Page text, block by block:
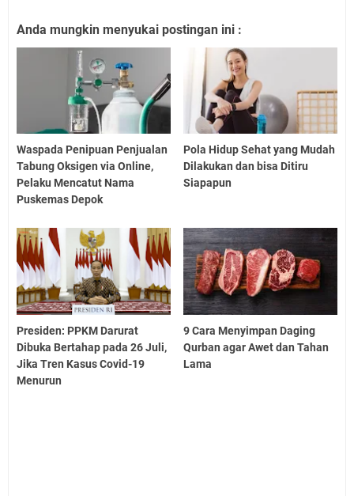
Anda mungkin menyukai postingan ini :
Waspada Penipuan Penjualan
Tabung Oksigen via Online,
Pelaku Mencatut Nama
Puskemas Depok
Pola Hidup Sehat yang Mudah
Dilakukan dan bisa Ditiru
Siapapun
Presiden: PPKM Darurat
Dibuka Bertahap pada 26 Juli,
Jika Tren Kasus Covid-19
Menurun
9 Cara Menyimpan Daging
Qurban agar Awet dan Tahan
Lama